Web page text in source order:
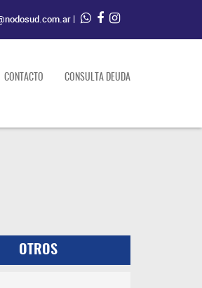
|
CONTACTO CONSULTA DEUDA
OTROS